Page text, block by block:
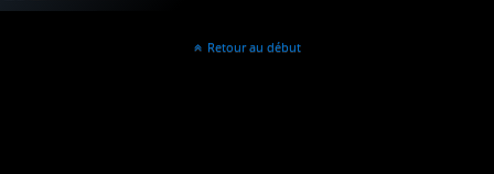
Retour au début